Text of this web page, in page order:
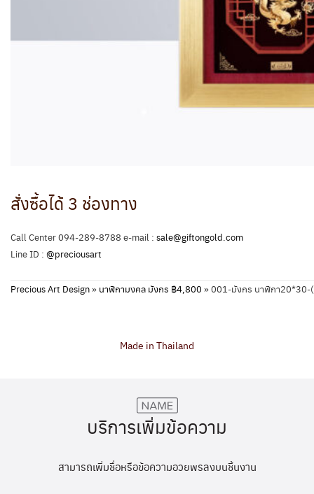
สั่งซื้อได้ 3 ช่องทาง
Call Center 094-289-8788 e-mail : sale@giftongold.com
Line ID : @preciousart
Precious Art Design» นาฬิกามงคล มังกร ฿4,800 »001-มังกร นาฬิกา
Made in Thailand
บริการเพิ่มข้อความ
สามารถเพิ่มชื่อหรือข้อความอวยพรลงบนชิ้นงาน